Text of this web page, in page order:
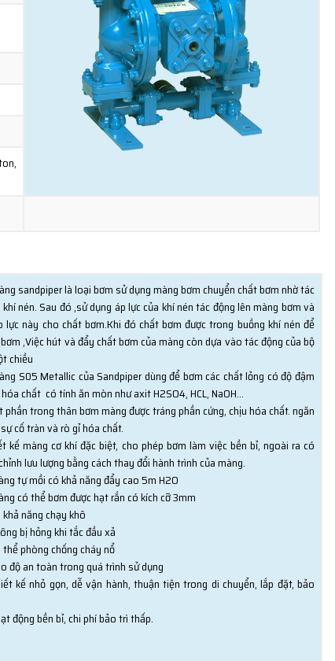
sandpiper là loại bơm sử dụng màng bơm chuyển chất bơm nhờ tác
nén. Sau đó ,sử dụng áp lực của khí nén tác động lên màng bơm và
lực này cho chất bơm.Khi đó chất bơm được trong buồng khí nén để
,Việc hút và đẩy chất bơm của màng còn dựa vào tác động của bộ
chiều
S05 Metallic của Sandpiper dùng để bơm các chất lỏng có độ đậm
chất có tính ăn mòn như axit H2SO4, HCL, NaOH…
phần trong thân bơm màng được tráng phần cứng, chịu hóa chất. ngăn
cố tràn và rò gỉ hóa chất.
kế màng cơ khí đặc biệt, cho phép bơm làm việc bền bỉ, ngoài ra có
lưu lượng bằng cách thay đổi hành trình của màng.
tự mồi có khả năng đẩy cao 5m H2O
có thể bơm được hạt rắn có kích cỡ 3mm
năng chạy khô
bị hỏng khi tắc đầu xả
thể phòng chống cháy nổ
độ an toàn trong quá trình sử dụng
kế nhỏ gọn, dễ vận hành, thuận tiện trong di chuyển, lắp đặt, bảo
động bền bỉ, chi phí bảo trì thấp.